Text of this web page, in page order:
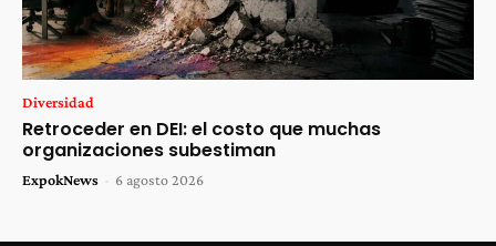
Diversidad
Retroceder en DEI: el costo que muchas
organizaciones subestiman
ExpokNews - 6 agosto 2026